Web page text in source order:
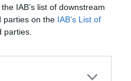
IAB’s list of downstream
parties on the IAB’s List of
parties.